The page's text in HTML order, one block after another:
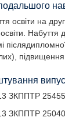
освіти на
Набуття
підвищення
ЗКППТР 25455
ЗКППТР 25040